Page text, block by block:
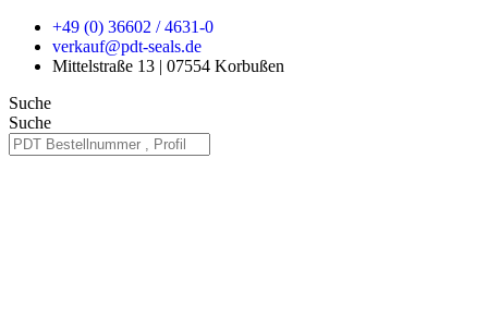
Zum
Inhalt
springen
+49 (0) 36602 / 4631-0
verkauf@pdt-seals.de
Mittelstraße 13 | 07554 Korbußen
Suche
Suche